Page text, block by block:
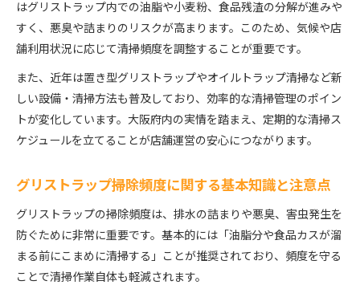
グリストラップ清掃頻度が変わる理由と見直しの
重要性
日常管理で見逃せないグリストラップ掃除術
グリストラップ清掃を日常管理に組み込むコツ
毎日のグリストラップ掃除で悪臭を未然に防ぐ方
法
置き型グリストラップ清掃のメリットと注意点
厨房衛生を守るグリストラップ清掃の基本
厨房衛生向上に役立つグリストラップ掃除方法
はグリストラップ内での油脂や小麦粉、食品残渣の分解が進みや
すく、悪臭や詰まりのリスクが高まります。このため、気候や店
舗利用状況に応じて清掃頻度を調整することが重要です。
また、近年は置き型グリストラップやオイルトラップ清掃など新
しい設備・清掃方法も普及しており、効率的な清掃管理のポイン
トが変化しています。大阪府内の実情を踏まえ、定期的な清掃ス
ケジュールを立てることが店舗運営の安心につながります。
グリストラップ掃除頻度に関する基本知識と注意点
グリストラップの掃除頻度は、排水の詰まりや悪臭、害虫発生を
防ぐために非常に重要です。基本的には「油脂分や食品カスが溜
まる前にこまめに清掃する」ことが推奨されており、頻度を守る
ことで清掃作業自体も軽減されます。